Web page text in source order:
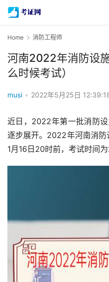
Home 消防工程师
河南2022年消防设
么时候考试）
musi • 2022年5月25日
近日，2022年第一批消防
逐步展开。2022年河南消
1月16日20时前，考试时间